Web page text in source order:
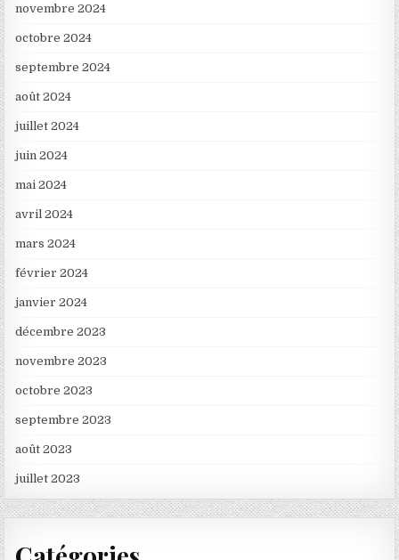
novembre 2024
octobre 2024
septembre 2024
août 2024
juillet 2024
juin 2024
mai 2024
avril 2024
mars 2024
février 2024
janvier 2024
décembre 2023
novembre 2023
octobre 2023
septembre 2023
août 2023
juillet 2023